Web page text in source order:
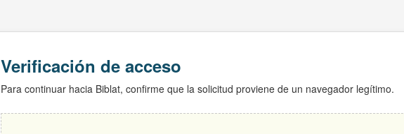
Verificación de acceso
Para continuar hacia Biblat, confirme que la solicitud proviene de un navegador legítimo.